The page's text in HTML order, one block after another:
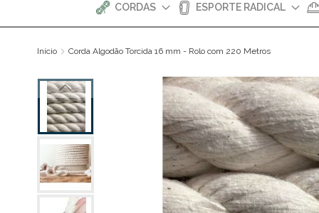
CORDAS ESPORTE RADICAL
Início Corda Algodão Torcida 16 mm - Rolo com 220 Metros
Pular
para
final
Galeria
de
imagens